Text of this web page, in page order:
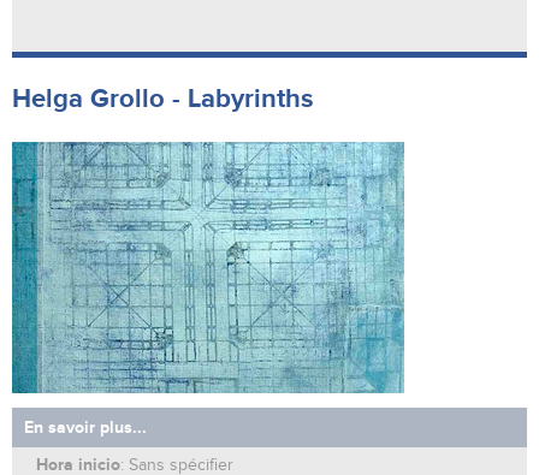
Helga Grollo - Labyrinths
En savoir plus...
Hora inicio: Sans spécifier